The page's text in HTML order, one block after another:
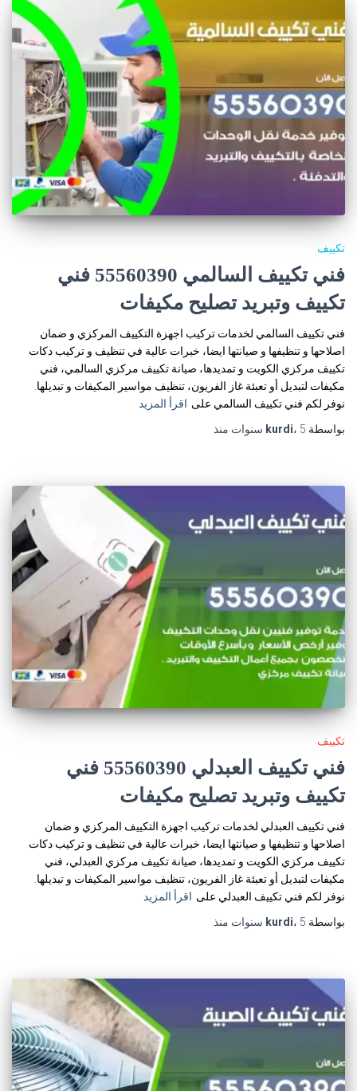
تكييف
فني تكييف السالمي 55560390 فني
تكييف وتبريد تصليح مكيفات
فني تكييف السالمي لخدمات تركيب اجهزة التكييف المركزي و ضمان
اصلاحها و تنظيفها و صيانتها ايضا، خبرات عالية في تنظيف و تركيب دكات
تكييف مركزي الكويت و تمديدها، صيانة تكييف مركزي السالمي، فني
مكيفات لتبديل أو تعبئة غاز الفريون، تنظيف مواسير المكيفات و تبديلها.
نوفر لكم فني تكييف السالمي على اقرأ المزيد
بواسطة
kurdi، 5 سنوات منذ
تكييف
فني تكييف العبدلي 55560390 فني
تكييف وتبريد تصليح مكيفات
فني تكييف العبدلي لخدمات تركيب اجهزة التكييف المركزي و ضمان
اصلاحها و تنظيفها و صيانتها ايضا، خبرات عالية في تنظيف و تركيب دكات
تكييف مركزي الكويت و تمديدها، صيانة تكييف مركزي العبدلي، فني
مكيفات لتبديل أو تعبئة غاز الفريون، تنظيف مواسير المكيفات و تبديلها.
نوفر لكم فني تكييف العبدلي على اقرأ المزيد
بواسطة
kurdi، 5 سنوات منذ